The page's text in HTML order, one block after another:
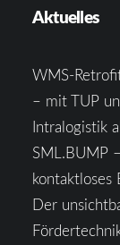
Aktuelles
WMS-
– mit TUP
Intralogistik
SML.BUMP
kontaktloses
Der